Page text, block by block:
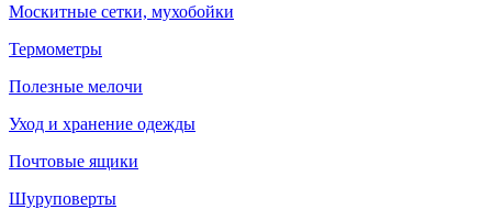
Москитные сетки, мухобойки
Термометры
Полезные мелочи
Уход и хранение одежды
Почтовые ящики
Шуруповерты